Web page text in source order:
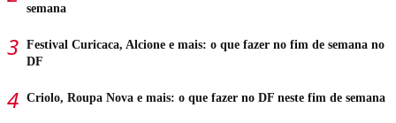
semana
Festival Curicaca, Alcione e mais: o que fazer no fim de semana no
DF
Criolo, Roupa Nova e mais: o que fazer no DF neste fim de semana